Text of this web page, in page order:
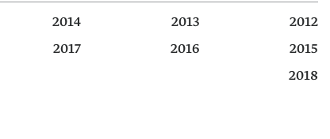
2012
2013
2014
2015
2016
2017
2018